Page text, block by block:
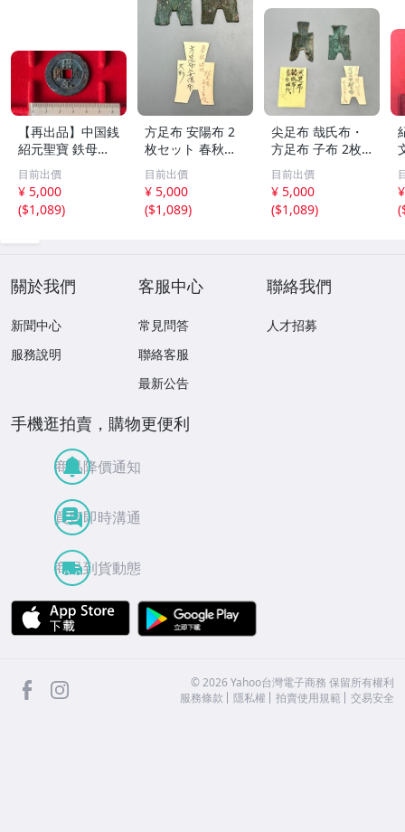
【再出品】中国銭
紹元聖寶 鉄母
銭？
目前出價
¥ 5,000
($1,089)
方足布 安陽布 2
枚セット 春秋戦
国時代 中国古代
銭貨 布貨 布幣 銅
銭 古銭 コレクシ
ョン 貨幣
目前出價
¥ 5,000
($1,089)
尖足布 哉氏布・
方足布 子布 2枚
セット 中国戦国
古銭 布幣 古銭 貨
布 貨幣
目前出價
¥ 5,000
($1,089)
(
關於我們
新聞中心
服務說明
客服中心
常見問答
聯絡客服
最新公告
聯絡我們
人才招募
手機逛拍賣，購物更便利
商品降價通知
買賣即時溝通
商品到貨動態
APP Store
facebook ©2026 Yahoo台灣電子商務 保留所有權利
服務條款
隱私權 拍賣使用規範 交易安全